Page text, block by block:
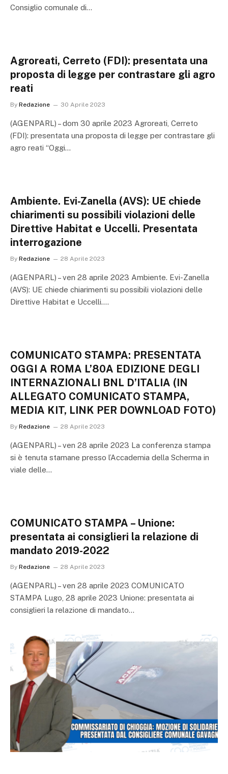
Consiglio comunale di…
Agroreati, Cerreto (FDI): presentata una
proposta di legge per contrastare gli agro
reati
By Redazione 30 Aprile 2023
(AGENPARL) – dom 30 aprile 2023 Agroreati, Cerreto
(FDI): presentata una proposta di legge per contrastare gli
agro reati “Oggi…
Ambiente. Evi-Zanella (AVS): UE chiede
chiarimenti su possibili violazioni delle
Direttive Habitat e Uccelli. Presentata
interrogazione
By Redazione 28 Aprile 2023
(AGENPARL) – ven 28 aprile 2023 Ambiente. Evi-Zanella
(AVS): UE chiede chiarimenti su possibili violazioni delle
Direttive Habitat e Uccelli.…
COMUNICATO STAMPA: PRESENTATA
OGGI A ROMA L’80A EDIZIONE DEGLI
INTERNAZIONALI BNL D’ITALIA (IN
ALLEGATO COMUNICATO STAMPA,
MEDIA KIT, LINK PER DOWNLOAD FOTO)
By Redazione 28 Aprile 2023
(AGENPARL) – ven 28 aprile 2023 La conferenza stampa
si è tenuta stamane presso l’Accademia della Scherma in
viale delle…
COMUNICATO STAMPA – Unione:
presentata ai consiglieri la relazione di
mandato 2019-2022
By Redazione 28 Aprile 2023
(AGENPARL) – ven 28 aprile 2023 COMUNICATO
STAMPA Lugo, 28 aprile 2023 Unione: presentata ai
consiglieri la relazione di mandato…